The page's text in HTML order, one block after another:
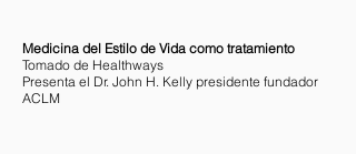
Medicina del Estilo de Vida como tratamiento
Tomado de Healthways
Presenta el Dr. John H. Kelly presidente fundador
ACLM